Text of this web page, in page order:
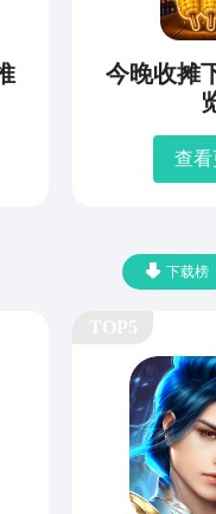
今晚收摊
查看
下载榜